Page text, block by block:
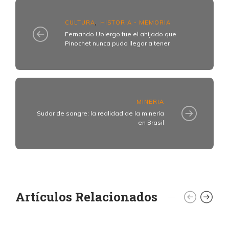
CULTURA HISTORIA - MEMORIA
Fernando Ubiergo fue el ahijado que
Pinochet nunca pudo llegar a tener
MINERIA
Sudor de sangre: la realidad de la minería
en Brasil
Artículos Relacionados